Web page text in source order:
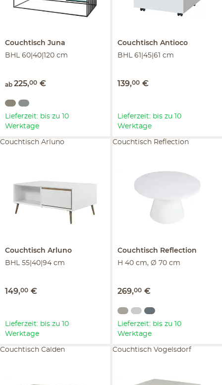
Couchtisch Juna
BHL 60|40|120 cm
ab 225,00 €
Lieferzeit: bis zu 10
Werktage
Couchtisch Antioco
BHL 61|45|61 cm
139,00 €
Lieferzeit: bis zu 10
Werktage
Couchtisch Arluno
BHL 55|40|94 cm
149,00 €
Couchtisch Arluno
Lieferzeit: bis zu 10
Werktage
Couchtisch Reflection
H 40 cm, Ø 70 cm
269,00 €
Couchtisch Reflection
Lieferzeit: bis zu 10
Werktage
Couchtisch Calden Couchtisch Vogelsdorf